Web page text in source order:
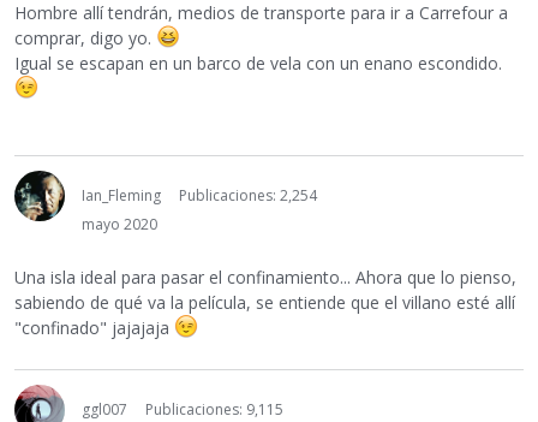
Hombre allí tendrán, medios de transporte para ir a Carrefour a
comprar, digo yo.
Igual se escapan en un barco de vela con un enano escondido.
Ian_Fleming
Publicaciones: 2,254
mayo 2020
Una isla ideal para pasar el confinamiento... Ahora que lo pienso,
sabiendo de qué va la película, se entiende que el villano esté allí
"confinado" jajajaja
ggl007
Publicaciones: 9,115